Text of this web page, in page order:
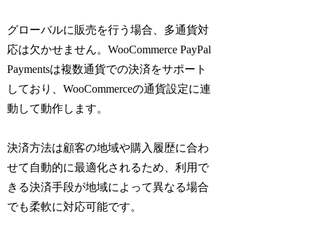
グローバルに販売を行う場合、多通貨対
応は欠かせません。WooCommerce PayPal
Paymentsは複数通貨での決済をサポート
しており、WooCommerceの通貨設定に連
動して動作します。
決済方法は顧客の地域や購入履歴に合わ
せて自動的に最適化されるため、利用で
きる決済手段が地域によって異なる場合
でも柔軟に対応可能です。